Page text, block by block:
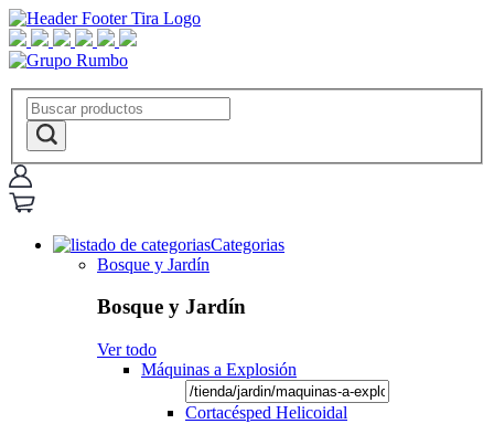
Categorias
Bosque y Jardín
Bosque y Jardín
Ver todo
Máquinas a Explosión
Cortacésped Helicoidal